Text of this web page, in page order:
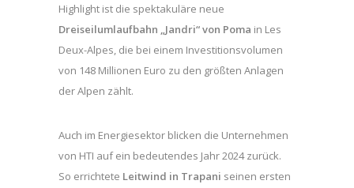
Highlight ist die spektakuläre neue
Dreiseilumlaufbahn „Jandri“ von Poma in Les
Deux-Alpes, die bei einem Investitionsvolumen
von 148 Millionen Euro zu den größten Anlagen
der Alpen zählt.
Auch im Energiesektor blicken die Unternehmen
von HTI auf ein bedeutendes Jahr 2024 zurück.
So errichtete Leitwind in Trapani seinen ersten